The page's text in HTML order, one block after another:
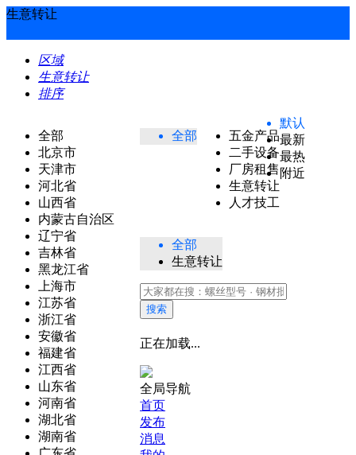
生意转让
区域
生意转让
排序
全部
北京市
天津市
河北省
山西省
内蒙古自治区
辽宁省
吉林省
黑龙江省
上海市
江苏省
浙江省
安徽省
福建省
江西省
山东省
河南省
湖北省
湖南省
全部
五金产品
二手设备
厂房租售
生意转让
人才技工
全部
生意转让
默认
最新
最热
附近
搜索
正在加载...
全局导航
首页
发布
消息